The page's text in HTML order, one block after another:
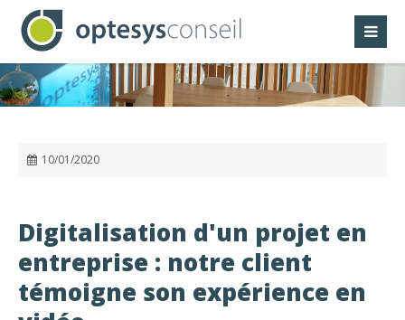
10/01/2020
Digitalisation d'un projet en
entreprise : notre client
témoigne son expérience en
Panneau de gestion des cookies